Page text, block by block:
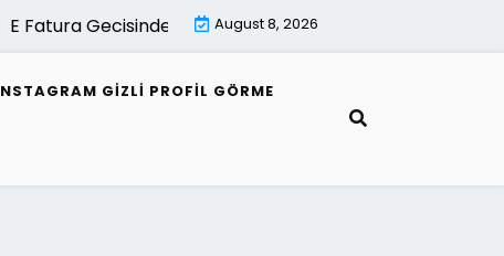
Fatura Gecisinde Uzman Destek Neden Onemlidir |
August 8, 2026
GIZLI PROFIL GÖRME